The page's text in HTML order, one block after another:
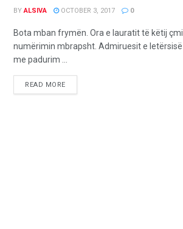
BY ALSIVA OCTOBER 3, 2017 0
Bota mban frymën. Ora e lauratit të këtij
numërimin mbrapsht. Admiruesit e letërsisë
me padurim ...
READ MORE